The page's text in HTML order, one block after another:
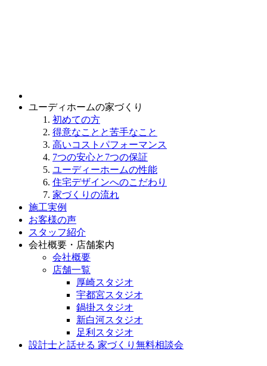
ユーディホームの家づくり
初めての方
得意なことと苦手なこと
高いコストパフォーマンス
7つの安心と7つの保証
ユーディーホームの性能
住宅デザインへのこだわり
家づくりの流れ
施工実例
お客様の声
スタッフ紹介
会社概要・店舗案内
会社概要
店舗一覧
厚崎スタジオ
宇都宮スタジオ
鍋掛スタジオ
新白河スタジオ
足利スタジオ
設計士と話せる 家づくり無料相談会